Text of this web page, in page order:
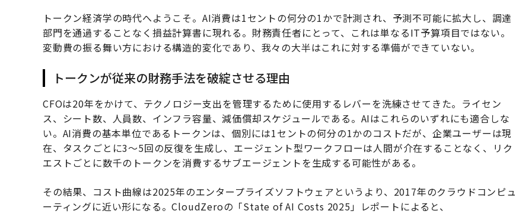
トークン経済学の時代へようこそ。AI消費は1セントの何分の1かで計測され、予測不可能に拡大し、調達
部門を通過することなく損益計算書に現れる。財務責任者にとって、これは単なるIT予算項目ではない。
変動費の振る舞い方における構造的変化であり、我々の大半はこれに対する準備ができていない。
トークンが従来の財務手法を破綻させる理由
CFOは20年をかけて、テクノロジー支出を管理するために使用するレバーを洗練させてきた。ライセン
ス、シート数、人員数、インフラ容量、減価償却スケジュールである。AIはこれらのいずれにも適合しな
い。AI消費の基本単位であるトークンは、個別には1セントの何分の1かのコストだが、企業ユーザーは現
在、タスクごとに3〜5回の反復を生成し、エージェント型ワークフローは人間が介在することなく、リク
エストごとに数千のトークンを消費するサブエージェントを生成する可能性がある。
その結果、コスト曲線は2025年のエンタープライズソフトウェアというより、2017年のクラウドコンピュ
ーティングに近い形になる。CloudZeroの「State of AI Costs 2025」レポートによると、